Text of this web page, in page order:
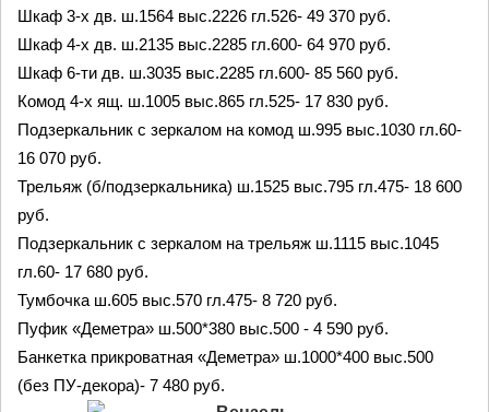
Шкаф 3-х дв. ш.1564 выс.2226 гл.526- 49 370 руб.
Шкаф 4-х дв. ш.2135 выс.2285 гл.600- 64 970 руб.
Шкаф 6-ти дв. ш.3035 выс.2285 гл.600- 85 560 руб.
Комод 4-х ящ. ш.1005 выс.865 гл.525- 17 830 руб.
Подзеркальник с зеркалом на комод ш.995 выс.1030 гл.60-
16 070 руб.
Трельяж (б/подзеркальника) ш.1525 выс.795 гл.475- 18 600
руб.
Подзеркальник с зеркалом на трельяж ш.1115 выс.1045
гл.60- 17 680 руб.
Тумбочка ш.605 выс.570 гл.475- 8 720 руб.
Пуфик «Деметра» ш.500*380 выс.500 - 4 590 руб.
Банкетка прикроватная «Деметра» ш.1000*400 выс.500
(без ПУ-декора)- 7 480 руб.